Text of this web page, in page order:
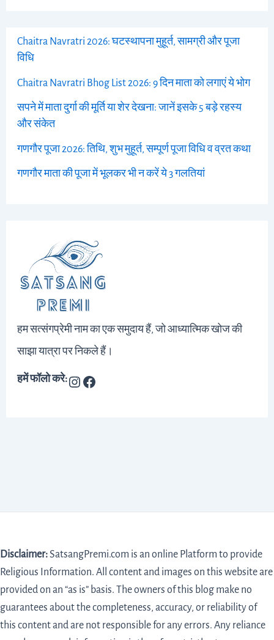
Chaitra Navratri 2026: घटस्थापना मुहूर्त, सामग्री और पूजा
विधि
Chaitra Navratri Bhog List 2026: 9 दिन माता को लगाएं ये भोग
सपने में माता दुर्गा की मूर्ति या शेर देखना: जानें इसके 5 बड़े रहस्य
और संकेत
गणगौर पूजा 2026: तिथि, शुभ मुहूर्त, सम्पूर्ण पूजा विधि व व्रत कथा
गणगौर माता की पूजा में भूलकर भी न करें ये 3 गलतियां
हम सत्संगप्रेमी नाम का एक समुदाय हैं, जो आध्यात्मिक खोज की
साझा यात्रा पर निकले हैं।
हमें फॉलो करे:
Disclaimer:SatsangPremi.com is an online Platform to provide
Religious Information. All content and images on this website are
provided on an “as is” basis. The owners of this blog make no
guarantees about the completeness, accuracy, or reliability of
this content and are not responsible for any errors. Any reliance